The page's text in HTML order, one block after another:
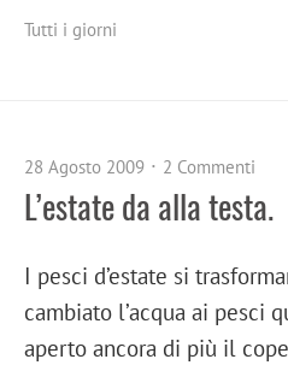
Tutti i giorni
28 Agosto 2009 2 Commenti
L’estate da alla testa.
I pesci d’estate si
cambiato l’acqua ai pesci
aperto ancora di più il